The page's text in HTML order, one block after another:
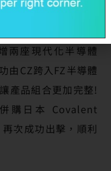
卻充分展示環球晶
強大決心! 此外，
兩座現代化半導體
由CZ跨入FZ半導體
產品組合更加完整!
購日本 Covalent
次成功出擊，順利